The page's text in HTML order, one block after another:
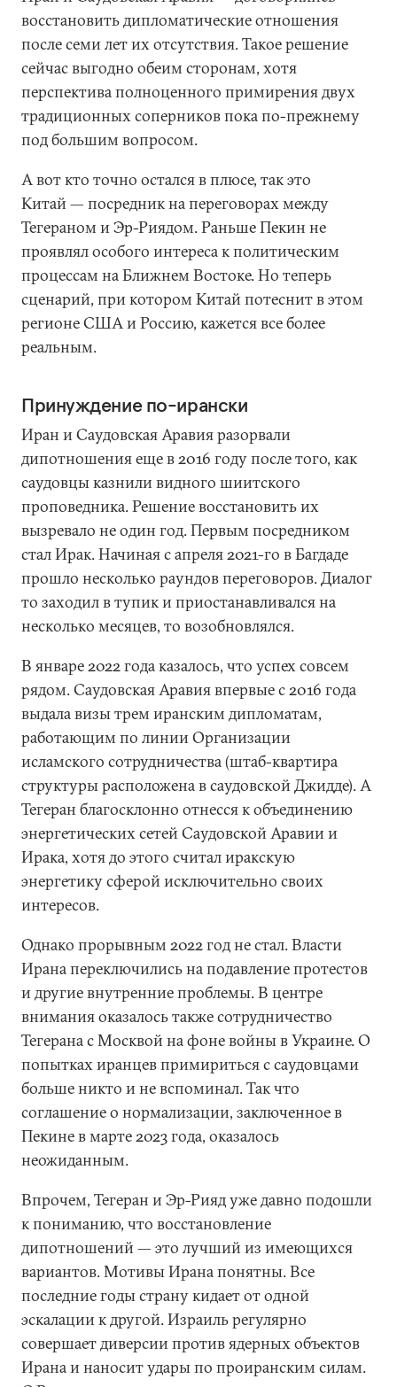
восстановить дипломатические отношения
после семи лет их отсутствия. Такое решение
сейчас выгодно обеим сторонам, хотя
перспектива полноценного примирения двух
традиционных соперников пока по-прежнему
под большим вопросом.
А вот кто точно остался в плюсе, так это
Китай — посредник на переговорах между
Тегераном и Эр-Риядом. Раньше Пекин не
проявлял особого интереса к политическим
процессам на Ближнем Востоке. Но теперь
сценарий, при котором Китай потеснит в этом
регионе США и Россию, кажется все более
реальным.
Принуждение по-ирански
Иран и Саудовская Аравия разорвали
дипотношения еще в 2016 году после того, как
саудовцы казнили видного шиитского
проповедника. Решение восстановить их
вызревало не один год. Первым посредником
стал Ирак. Начиная с апреля 2021-го в Багдаде
прошло несколько раундов переговоров. Диалог
то заходил в тупик и приостанавливался на
несколько месяцев, то возобновлялся.
В январе 2022 года казалось, что успех совсем
рядом. Саудовская Аравия впервые с 2016 года
выдала визы трем иранским дипломатам,
работающим по линии Организации
исламского сотрудничества (штаб-квартира
структуры расположена в саудовской Джидде). А
Тегеран благосклонно отнесся к объединению
энергетических сетей Саудовской Аравии и
Ирака, хотя до этого считал иракскую
энергетику сферой исключительно своих
интересов.
Однако прорывным 2022 год не стал. Власти
Ирана переключились на подавление протестов
и другие внутренние проблемы. В центре
внимания оказалось также сотрудничество
Тегерана с Москвой на фоне войны в Украине. О
попытках иранцев примириться с саудовцами
больше никто и не вспоминал. Так что
соглашение о нормализации, заключенное в
Пекине в марте 2023 года, оказалось
неожиданным.
Впрочем, Тегеран и Эр-Рияд уже давно подошли
к пониманию, что восстановление
дипотношений — это лучший из имеющихся
вариантов. Мотивы Ирана понятны. Все
последние годы страну кидает от одной
эскалации к другой. Израиль регулярно
совершает диверсии против ядерных объектов
Ирана и наносит удары по проиранским силам.